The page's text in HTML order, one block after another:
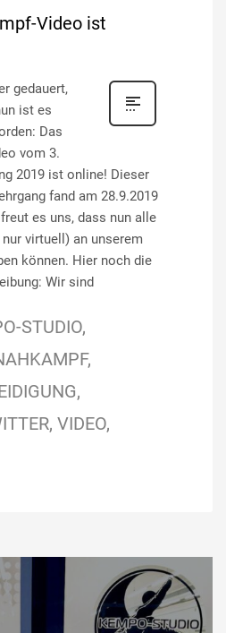
Video ist
gedauert,
ist es
Das
vom 3.
2019 ist online! Dieser
fand am 28.9.2019
es uns, dass nun alle
virtuell) an unserem
können. Hier noch die
Wir sind
STUDIO
VIDEO